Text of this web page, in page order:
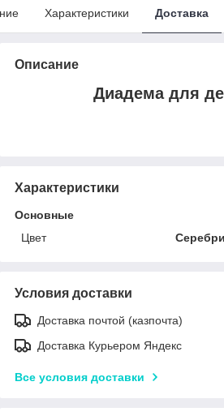
Характеристики Доставка
Описание
Диадема для
Характеристики
Основные
Цвет
Условия доставки
Доставка почтой (казпочта)
Доставка Курьером Яндекс
Все условия доставки